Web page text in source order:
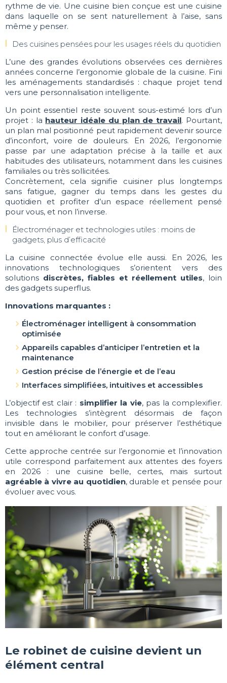
rythme de vie. Une cuisine bien conçue est une cuisine
dans laquelle on se sent naturellement à l’aise, sans
même y penser.
Des cuisines pensées pour les usages réels du quotidien
L’une des grandes évolutions observées ces dernières
années concerne l’ergonomie globale de la cuisine. Fini
les aménagements standardisés : chaque projet tend
vers une personnalisation intelligente.
Un point essentiel reste souvent sous-estimé lors d’un
projet : la hauteur idéale du plan de travail. Pourtant,
un plan mal positionné peut rapidement devenir source
d’inconfort, voire de douleurs. En 2026, l’ergonomie
passe par une adaptation précise à la taille et aux
habitudes des utilisateurs, notamment dans les cuisines
familiales ou très sollicitées.
Concrètement, cela signifie cuisiner plus longtemps
sans fatigue, gagner du temps dans les gestes du
quotidien et profiter d’un espace réellement pensé
pour vous, et non l’inverse.
Électroménager et technologies utiles : moins de
gadgets, plus d’efficacité
La cuisine connectée évolue elle aussi. En 2026, les
innovations technologiques s’orientent vers des
solutions discrètes, fiables et réellement utiles, loin
des gadgets superflus.
Innovations marquantes :
Électroménager intelligent à consommation
optimisée
Appareils capables d’anticiper l’entretien et la
maintenance
Gestion précise de l’énergie et de l’eau
Interfaces simplifiées, intuitives et accessibles
L’objectif est clair : simplifier la vie, pas la complexifier.
Les technologies s’intègrent désormais de façon
invisible dans le mobilier, pour préserver l’esthétique
tout en améliorant le confort d’usage.
Cette approche centrée sur l’ergonomie et l’innovation
utile correspond parfaitement aux attentes des foyers
en 2026 : une cuisine belle, certes, mais surtout
agréable à vivre au quotidien, durable et pensée pour
évoluer avec vous.
Le robinet de cuisine devient un
élément central